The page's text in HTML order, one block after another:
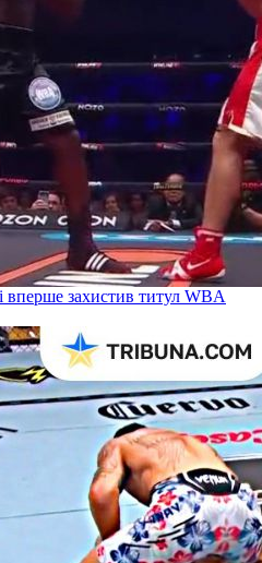
вперше захистив титул WBA